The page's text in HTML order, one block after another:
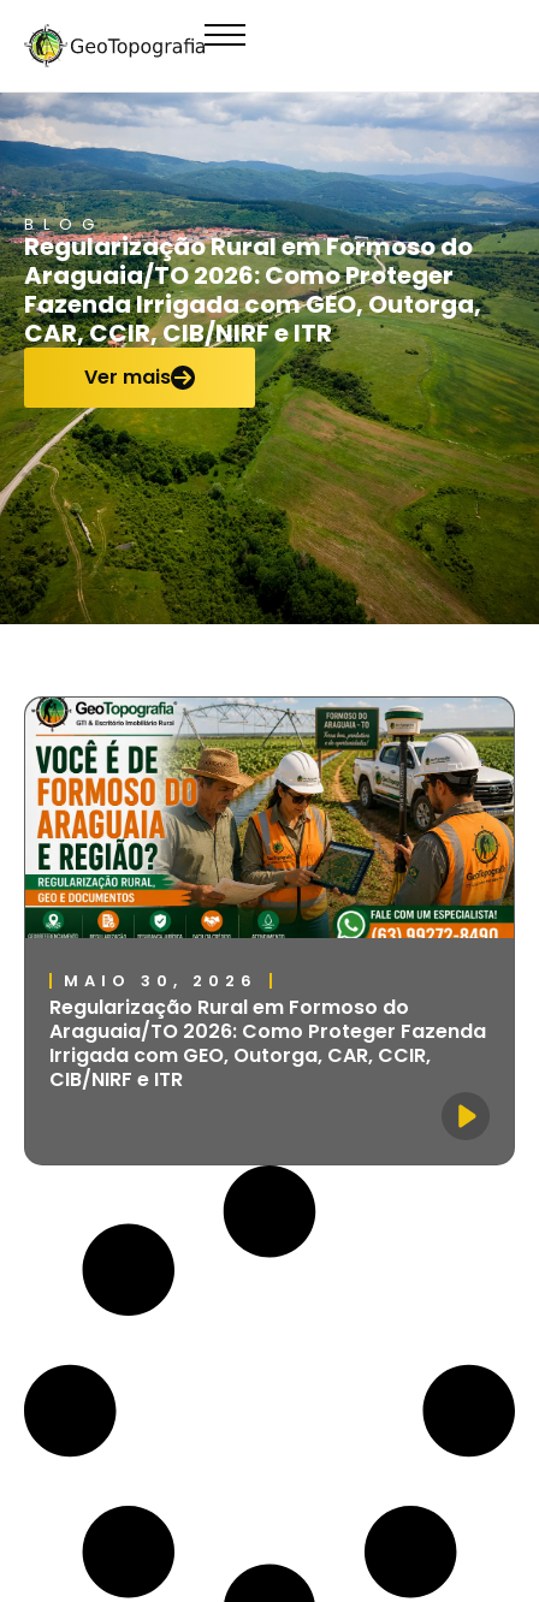
conteúdo
BLOG
Regularização Rural em Formoso do
Araguaia/TO 2026: Como Proteger
Fazenda Irrigada com GEO, Outorga,
CAR, CCIR, CIB/NIRF e ITR
Ver mais
MAIO 30, 2026
Regularização Rural em Formoso do
Araguaia/TO 2026: Como Proteger Fazenda
Irrigada com GEO, Outorga, CAR, CCIR,
CIB/NIRF e ITR